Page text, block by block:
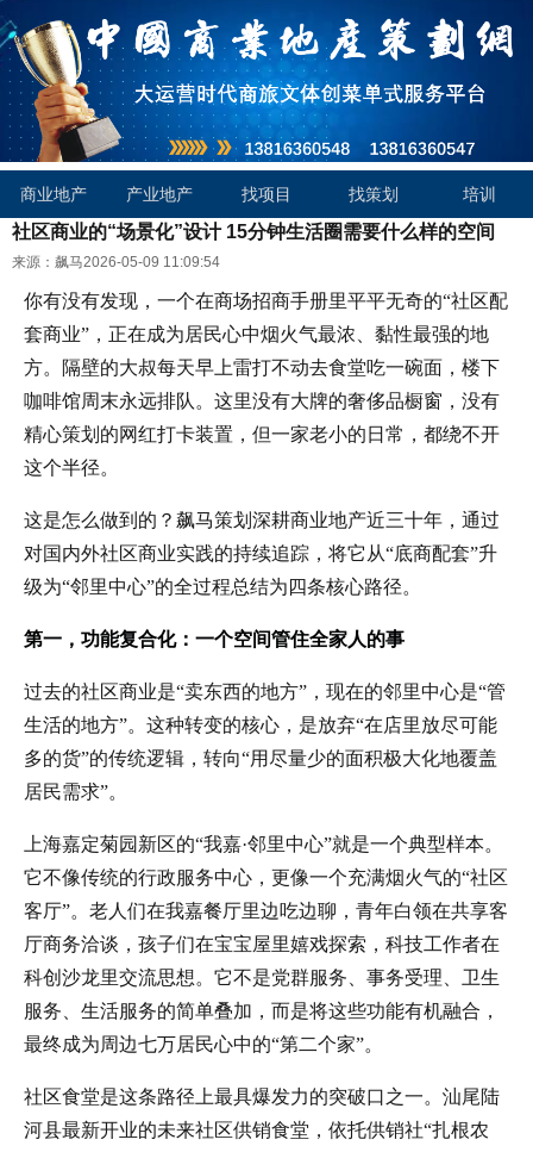
商业地产 产业地产 找项目 找策划 培训
社区商业的“场景化”设计 15分钟生活圈需要什么样的空间
来源：飙马2026-05-09 11:09:54
你有没有发现，一个在商场招商手册里平平无奇的“社区配
套商业”，正在成为居民心中烟火气最浓、黏性最强的地
方。隔壁的大叔每天早上雷打不动去食堂吃一碗面，楼下
咖啡馆周末永远排队。这里没有大牌的奢侈品橱窗，没有
精心策划的网红打卡装置，但一家老小的日常，都绕不开
这个半径。
这是怎么做到的？飙马策划深耕商业地产近三十年，通过
对国内外社区商业实践的持续追踪，将它从“底商配套”升
级为“邻里中心”的全过程总结为四条核心路径。
第一，功能复合化：一个空间管住全家人的事
过去的社区商业是“卖东西的地方”，现在的邻里中心是“管
生活的地方”。这种转变的核心，是放弃“在店里放尽可能
多的货”的传统逻辑，转向“用尽量少的面积极大化地覆盖
居民需求”。
上海嘉定菊园新区的“我嘉·邻里中心”就是一个典型样本。
它不像传统的行政服务中心，更像一个充满烟火气的“社区
客厅”。老人们在我嘉餐厅里边吃边聊，青年白领在共享客
厅商务洽谈，孩子们在宝宝屋里嬉戏探索，科技工作者在
科创沙龙里交流思想。它不是党群服务、事务受理、卫生
服务、生活服务的简单叠加，而是将这些功能有机融合，
最终成为周边七万居民心中的“第二个家”。
社区食堂是这条路径上最具爆发力的突破口之一。汕尾陆
河县最新开业的未来社区供销食堂，依托供销社“扎根农